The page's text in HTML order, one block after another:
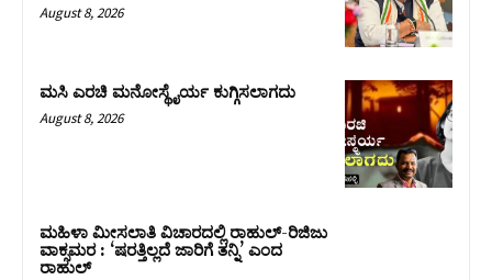
August 8, 2026
ಮಸಿ ಎರಚಿ ಮನೋಸ್ಥೈರ್ಯ ಕುಗ್ಗಿಸಲಾಗದು
August 8, 2026
ಮಹಿಳಾ ಮೀಸಲಾತಿ ವಿಚಾರದಲ್ಲಿ ರಾಹುಲ್‌-ರಿಜಿಜು
ವಾಕ್ಸಮರ : ‘ಷರತ್ತಿಲ್ಲದೆ ಜಾರಿಗೆ ತನ್ನಿ’ ಎಂದ
ರಾಹುಲ್‌